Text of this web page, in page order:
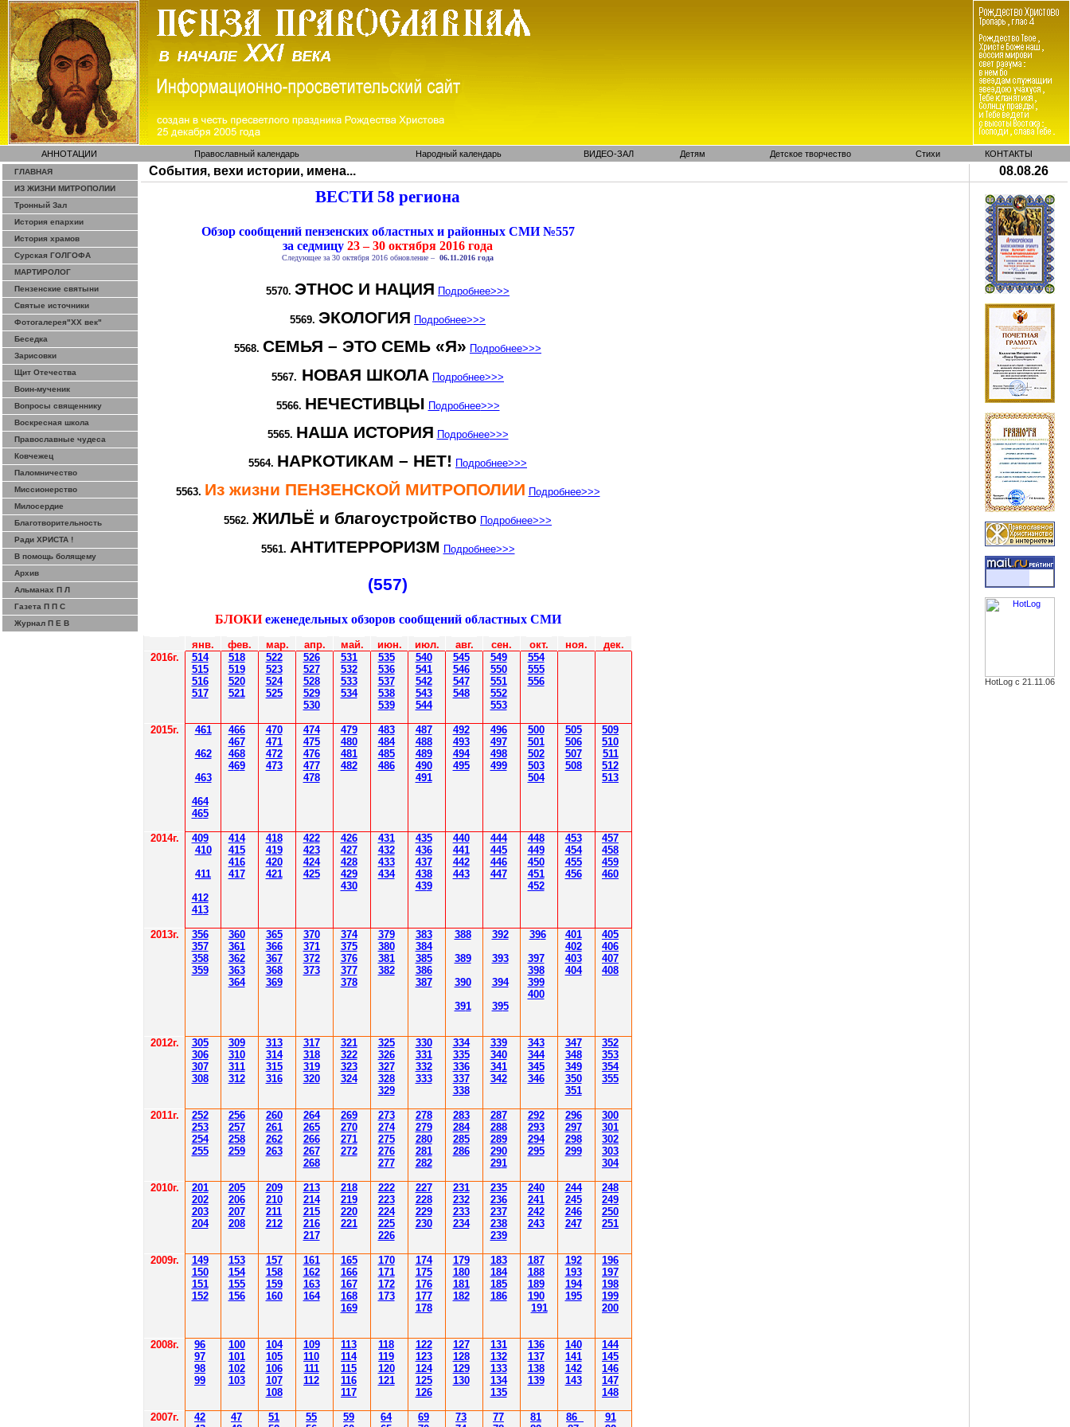
АННОТАЦИИ Православный календарь Народный календарь ВИДЕО-ЗАЛ Детям Детское творчество Стихи КОНТАКТЫ
ГЛАВНАЯ
ИЗ ЖИЗНИ МИТРОПОЛИИ
Тронный Зал
История епархии
История храмов
Сурская ГОЛГОФА
МАРТИРОЛОГ
Пензенские святыни
Святые источники
Фотогалерея"ХХ век"
Беседка
Зарисовки
Щит Отечества
Воин-мученик
Вопросы священнику
Воскресная школа
Православные чудеса
Ковчежец
Паломничество
Миссионерство
Милосердие
Благотворительность
Ради ХРИСТА !
В помощь болящему
Архив
Альманах П Л
Газета П П С
Журнал П Е В
События, вехи истории, имена... 08.08.26
ВЕСТИ 58 региона
Обзор сообщений пензенских областных и районных СМИ №557
за седмицу 23 – 30 октября 2016 года
Следующее за 30 октября 2016 обновление – 06.11.2016 года
5570. ЭТНОС И НАЦИЯ Подробнее>>>
5569. ЭКОЛОГИЯ Подробнее>>>
5568. СЕМЬЯ – ЭТО СЕМЬ «Я» Подробнее>>>
5567. НОВАЯ ШКОЛА Подробнее>>>
5566. НЕЧЕСТИВЦЫ Подробнее>>>
5565. НАША ИСТОРИЯ Подробнее>>>
5564. НАРКОТИКАМ – НЕТ! Подробнее>>>
5563. Из жизни ПЕНЗЕНСКОЙ МИТРОПОЛИИ Подробнее>>>
5562. ЖИЛЬЁ и благоустройство Подробнее>>>
5561. АНТИТЕРРОРИЗМ Подробнее>>>
(557)
БЛОКИ еженедельных обзоров сообщений областных СМИ
янв. фев. мар. апр. май. июн. июл. авг. сен. окт. ноя.
дек.
2016г.
514
515
516
517
518
519
520
521
522
523
524
525
526
527
528
529
530
531
532
533
534
535
536
537
538
539
540
541
542
543
544
545
546
547
548
549
550
551
552
553
554
555
556
2015г. 461
462
463
464
465
466
467
468
469
470
471
472
473
474
475
476
477
478
479
480
481
482
483
484
485
486
487
488
489
490
491
492
493
494
495
496
497
498
499
500
501
502
503
504
505
506
507
508
509
510
511
512
513
2014г. 409
410
411
412
413
414
415
416
417
418
419
420
421
422
423
424
425
426
427
428
429
430
431
432
433
434
435
436
437
438
439
440
441
442
443
444
445
446
447
448
449
450
451
452
453
454
455
456
457
458
459
460
2013г.
356
357
358
359
360
361
362
363
364
365
366
367
368
369
370
371
372
373
374
375
376
377
378
379
380
381
382
383
384
385
386
387
388
389
390
391
392
393
394
395
396
397
398
399
400
401
402
403
404
405
406
407
408
2012г. 305
306
307
308
309
310
311
312
313
314
315
316
317
318
319
320
321
322
323
324
325
326
327
328
329
330
331
332
333
334
335
336
337
338
339
340
341
342
343
344
345
346
347
348
349
350
351
352
353
354
355
2011г.
252
253
254
255
256
257
258
259
260
261
262
263
264
265
266
267
268
269
270
271
272
273
274
275
276
277
278
279
280
281
282
283
284
285
286
287
288
289
290
291
292
293
294
295
296
297
298
299
300
301
302
303
304
2010г.
201
202
203
204
205
206
207
208
209
210
211
212
213
214
215
216
217
218
219
220
221
222
223
224
225
226
227
228
229
230
231
232
233
234
235
236
237
238
239
240
241
242
243
244
245
246
247
248
249
250
251
2009г.
149
150
151
152
153
154
155
156
157
158
159
160
161
162
163
164
165
166
167
168
169
170
171
172
173
174
175
176
177
178
179
180
181
182
183
184
185
186
187
188
189
190
191
192
193
194
195
196
197
198
199
200
2008г.
96
97
98
99
100
101
102
103
104
105
106
107
108
109
110
111
112
113
114
115
116
117
118
119
120
121
122
123
124
125
126
127
128
129
130
131
132
133
134
135
136
137
138
139
140
141
142
143
144
145
146
147
148
2007г.
42
47
51
55
59
64
69
73
77
81
86
91
HotLog с 21.11.06